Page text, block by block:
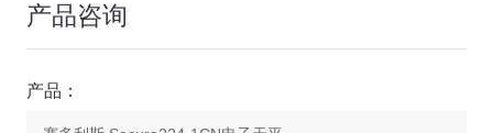
产品咨询
产品：